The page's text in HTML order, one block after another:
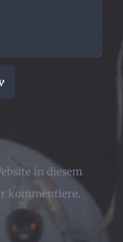
in diesem
kommentiere.